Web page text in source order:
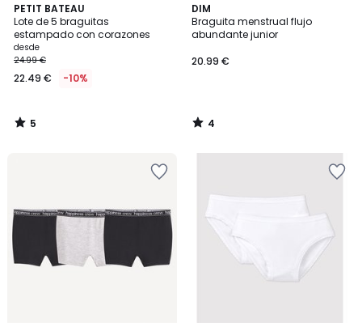
PETIT BATEAU
Lote de 5 braguitas
estampado con corazones
desde
24.99 €
22.49 € -10%
5
/
5
5
/
DIM
Braguita menstrual flujo
abundante junior
20.99 €
4
/
5
4
/